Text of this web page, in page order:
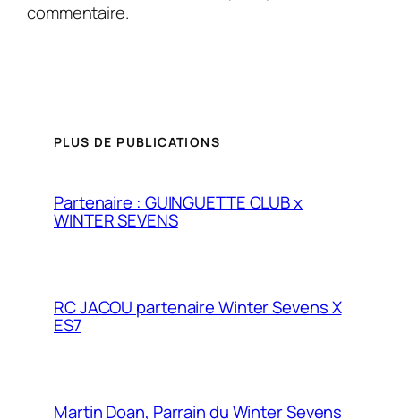
commentaire.
PLUS DE PUBLICATIONS
Partenaire : GUINGUETTE CLUB x
WINTER SEVENS
RC JACOU partenaire Winter Sevens X
ES7
Martin Doan, Parrain du Winter Sevens